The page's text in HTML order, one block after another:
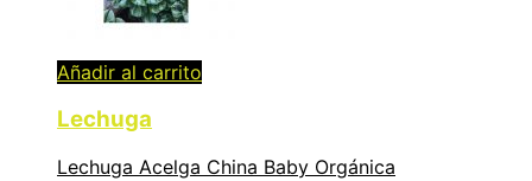
Añadir al carrito
Lechuga
Lechuga Acelga China Baby Orgánica